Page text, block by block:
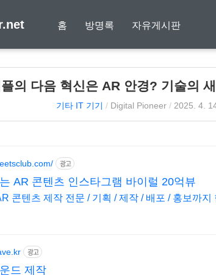
홈 방명록 자유게시판
의 다음 혁신은 AR 안경? 기술의
기타 IT 기기 / Digital Pioneer / 2025. 4.
광고
AR 콘텐츠 인스타그램 바이럴 20억뷰
콘텐츠 제작 전문 / 기획 / 제작 / 배포 / 홍보까지
광고
드 제작